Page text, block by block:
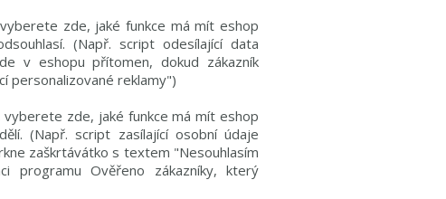
zde, jaké funkce má mít eshop
(Např. script odesílající data
v eshopu přítomen, dokud zákazník
personalizované reklamy")
vyberete zde, jaké funkce má mít eshop
(Např. script zasílající osobní údaje
zaškrtávátko s textem "Nesouhlasím
programu Ověřeno zákazníky, který